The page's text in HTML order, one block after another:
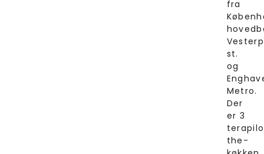
fra
st.
og
Metro.
Der
er 3
the-